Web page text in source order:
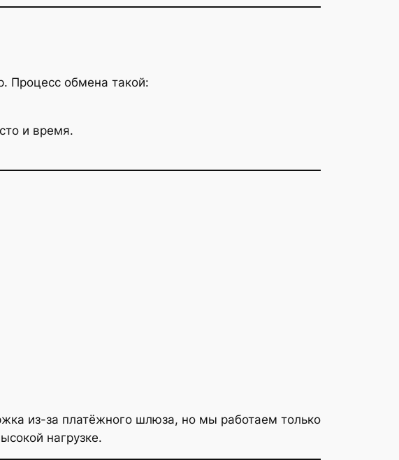
Процесс обмена такой:
и время.
из-за платёжного шлюза, но мы работаем только
нагрузке.